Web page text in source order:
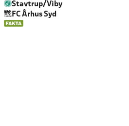
Stavtrup/Viby
FC Århus Syd